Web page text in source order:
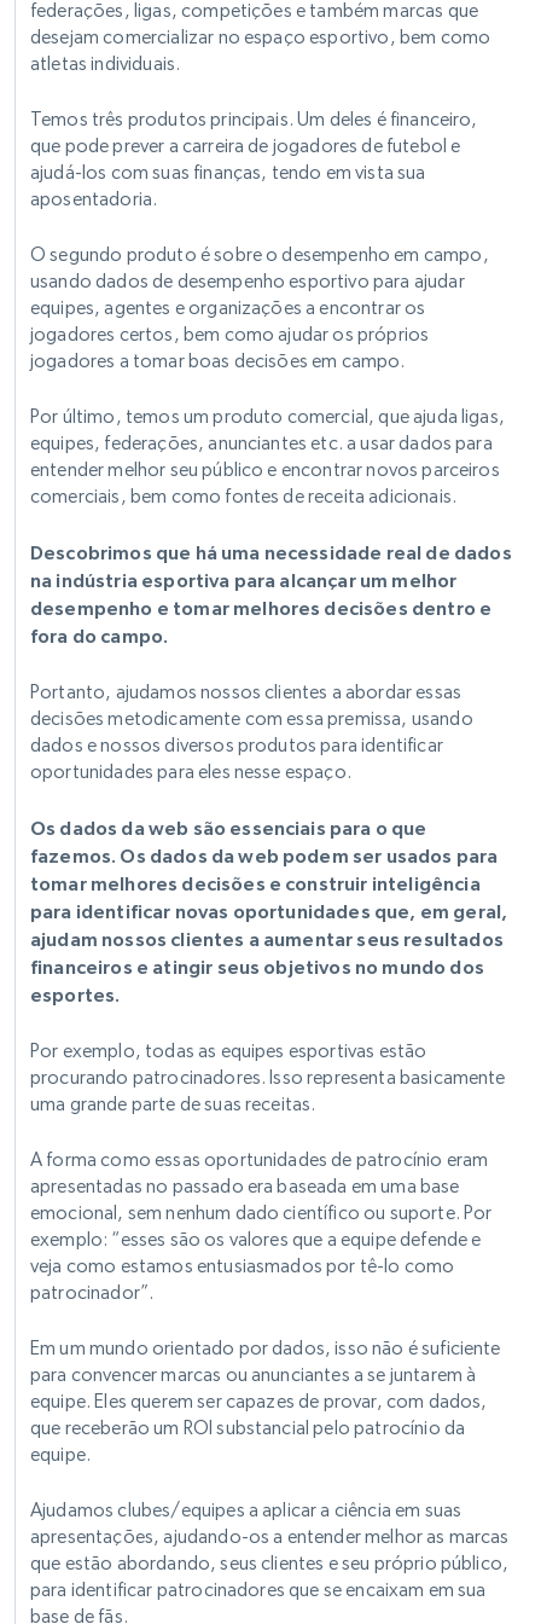
federações, ligas, competições e também marcas que
desejam comercializar no espaço esportivo, bem como
atletas individuais.
Temos três produtos principais. Um deles é financeiro,
que pode prever a carreira de jogadores de futebol e
ajudá-los com suas finanças, tendo em vista sua
aposentadoria.
O segundo produto é sobre o desempenho em campo,
usando dados de desempenho esportivo para ajudar
equipes, agentes e organizações a encontrar os
jogadores certos, bem como ajudar os próprios
jogadores a tomar boas decisões em campo.
Por último, temos um produto comercial, que ajuda ligas,
equipes, federações, anunciantes etc. a usar dados para
entender melhor seu público e encontrar novos parceiros
comerciais, bem como fontes de receita adicionais.
Descobrimos que há uma necessidade real de dados
na indústria esportiva para alcançar um melhor
desempenho e tomar melhores decisões dentro e
fora do campo.
Portanto, ajudamos nossos clientes a abordar essas
decisões metodicamente com essa premissa, usando
dados e nossos diversos produtos para identificar
oportunidades para eles nesse espaço.
Os dados da web são essenciais para o que
fazemos. Os dados da web podem ser usados para
tomar melhores decisões e construir inteligência
para identificar novas oportunidades que, em geral,
ajudam nossos clientes a aumentar seus resultados
financeiros e atingir seus objetivos no mundo dos
esportes.
Por exemplo, todas as equipes esportivas estão
procurando patrocinadores. Isso representa basicamente
uma grande parte de suas receitas.
A forma como essas oportunidades de patrocínio eram
apresentadas no passado era baseada em uma base
emocional, sem nenhum dado científico ou suporte. Por
exemplo: “esses são os valores que a equipe defende e
veja como estamos entusiasmados por tê-lo como
patrocinador”.
Em um mundo orientado por dados, isso não é suficiente
para convencer marcas ou anunciantes a se juntarem à
equipe. Eles querem ser capazes de provar, com dados,
que receberão um ROI substancial pelo patrocínio da
equipe.
Ajudamos clubes/equipes a aplicar a ciência em suas
apresentações, ajudando-os a entender melhor as marcas
que estão abordando, seus clientes e seu próprio público,
para identificar patrocinadores que se encaixam em sua
base de fãs.